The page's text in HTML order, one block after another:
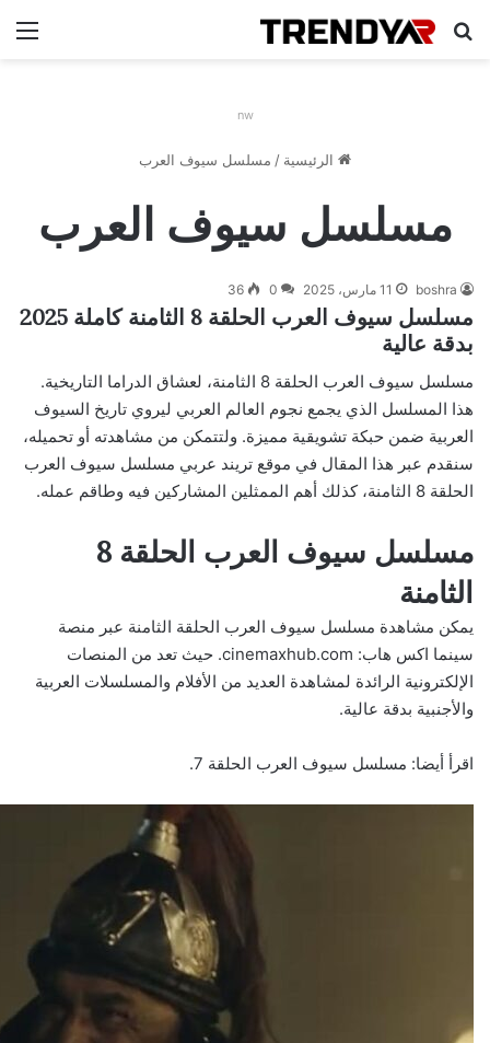
بحث عن
nw
الرئيسية / مسلسل سيوف العرب
مسلسل سيوف العرب
boshra 11 مارس، 2025 0
36
مسلسل سيوف العرب الحلقة 8 الثامنة كاملة 2025
بدقة عالية
مسلسل سيوف العرب الحلقة 8 الثامنة، لعشاق الدراما التاريخية.
هذا المسلسل الذي يجمع نجوم العالم العربي ليروي تاريخ السيوف
العربية ضمن حبكة تشويقية مميزة. ولتتمكن من مشاهدته أو تحميله،
سنقدم عبر هذا المقال في موقع تريند عربي مسلسل سيوف العرب
الحلقة 8 الثامنة، كذلك أهم الممثلين المشاركين فيه وطاقم عمله.
مسلسل سيوف العرب الحلقة 8
الثامنة
يمكن مشاهدة مسلسل سيوف العرب الحلقة الثامنة عبر منصة
سينما اكس هاب: cinemaxhub.com. حيث تعد من المنصات
الإلكترونية الرائدة لمشاهدة العديد من الأفلام والمسلسلات العربية
والأجنبية بدقة عالية.
اقرأ أيضا: مسلسل سيوف العرب الحلقة 7 .